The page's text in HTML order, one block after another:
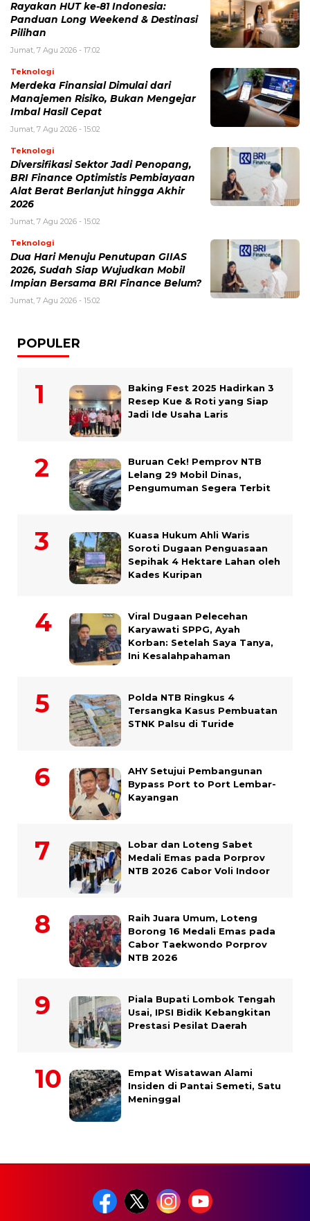
Rayakan HUT ke-81 Indonesia:
Panduan Long Weekend & Destinasi
Pilihan
Jumat, 7 Agu 2026 - 17:02
Teknologi
Merdeka Finansial Dimulai dari
Manajemen Risiko, Bukan Mengejar
Imbal Hasil Cepat
Jumat, 7 Agu 2026 - 15:02
Teknologi
Diversifikasi Sektor Jadi Penopang,
BRI Finance Optimistis Pembiayaan
Alat Berat Berlanjut hingga Akhir
2026
Jumat, 7 Agu 2026 - 15:02
Teknologi
Dua Hari Menuju Penutupan GIIAS
2026, Sudah Siap Wujudkan Mobil
Impian Bersama BRI Finance Belum?
Jumat, 7 Agu 2026 - 15:02
POPULER
Baking Fest 2025 Hadirkan 3
Resep Kue & Roti yang Siap
Jadi Ide Usaha Laris
Buruan Cek! Pemprov NTB
Lelang 29 Mobil Dinas,
Pengumuman Segera Terbit
Kuasa Hukum Ahli Waris
Soroti Dugaan Penguasaan
Sepihak 4 Hektare Lahan oleh
Kades Kuripan
Viral Dugaan Pelecehan
Karyawati SPPG, Ayah
Korban: Setelah Saya Tanya,
Ini Kesalahpahaman
Polda NTB Ringkus 4
Tersangka Kasus Pembuatan
STNK Palsu di Turide
AHY Setujui Pembangunan
Bypass Port to Port Lembar-
Kayangan
Lobar dan Loteng Sabet
Medali Emas pada Porprov
NTB 2026 Cabor Voli Indoor
Raih Juara Umum, Loteng
Borong 16 Medali Emas pada
Cabor Taekwondo Porprov
NTB 2026
Piala Bupati Lombok Tengah
Usai, IPSI Bidik Kebangkitan
Prestasi Pesilat Daerah
Empat Wisatawan Alami
Insiden di Pantai Semeti, Satu
Meninggal